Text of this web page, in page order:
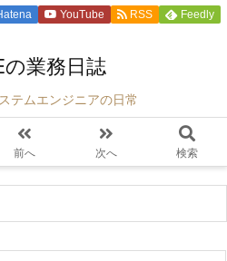
の業務日誌
テムエンジニアの日常
前へ 次へ 検索
YouTube RSS Feedly